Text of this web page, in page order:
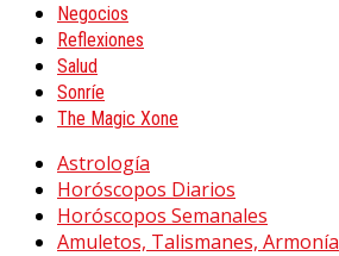
Negocios
Reflexiones
Salud
Sonríe
The Magic Xone
Astrología
Horóscopos Diarios
Horóscopos Semanales
Amuletos, Talismanes, Armonía